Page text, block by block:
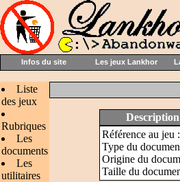
Infos du site Les jeux Lankhor
Liste
des jeux
Rubriques
Les
documents
Les
utilitaires
Référence au jeu :
Type du
Origine du
Taille du